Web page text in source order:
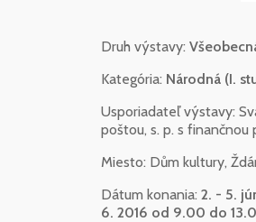
Druh výstavy:
Kategória: Národná (I.
Usporiadateľ výstavy:
poštou, s. p. s finančnou
Miesto: Dům kultury,
Dátum konania: 2. - 5.
6. 2016 od 9.00 do